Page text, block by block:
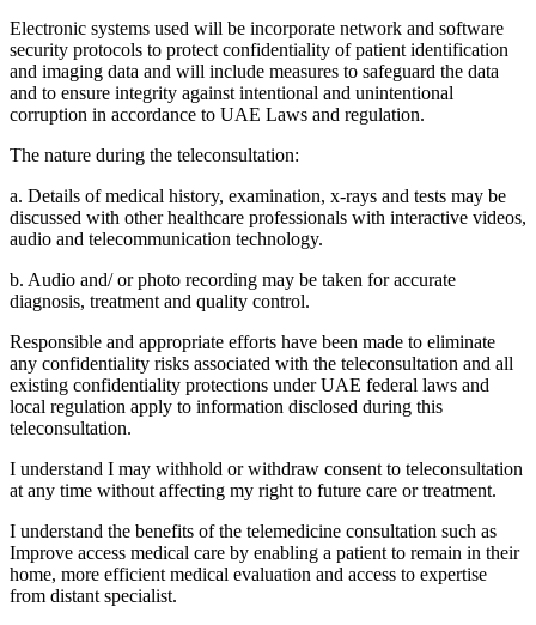
Electronic systems used will be incorporate network and software
security protocols to protect confidentiality of patient identification
and imaging data and will include measures to safeguard the data
and to ensure integrity against intentional and unintentional
corruption in accordance to UAE Laws and regulation.
The nature during the teleconsultation:
a. Details of medical history, examination, x-rays and tests may be
discussed with other healthcare professionals with interactive videos,
audio and telecommunication technology.
b. Audio and/ or photo recording may be taken for accurate
diagnosis, treatment and quality control.
Responsible and appropriate efforts have been made to eliminate
any confidentiality risks associated with the teleconsultation and all
existing confidentiality protections under UAE federal laws and
local regulation apply to information disclosed during this
teleconsultation.
I understand I may withhold or withdraw consent to teleconsultation
at any time without affecting my right to future care or treatment.
I understand the benefits of the telemedicine consultation such as
Improve access medical care by enabling a patient to remain in their
home, more efficient medical evaluation and access to expertise
from distant specialist.